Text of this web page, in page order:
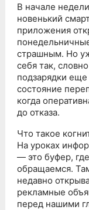
В начале
новенький
приложения
страшным. Но
себя так,
подзарядки
состояние
когда
до отказа.
Что такое
На уроках
— это буфер,
обращаемся.
недавно
рекламные
перед нашими